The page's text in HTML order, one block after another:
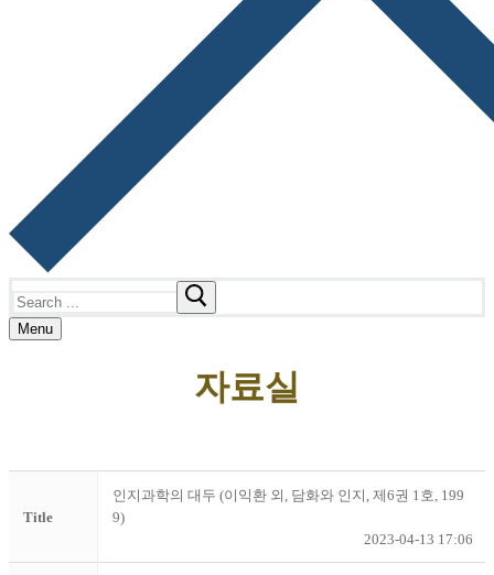
for:
Menu
자료실
Title
인지과학의 대두 (이익환 외, 담화와 인지, 제6권 1호, 199
9)
2023-04-13 17:06